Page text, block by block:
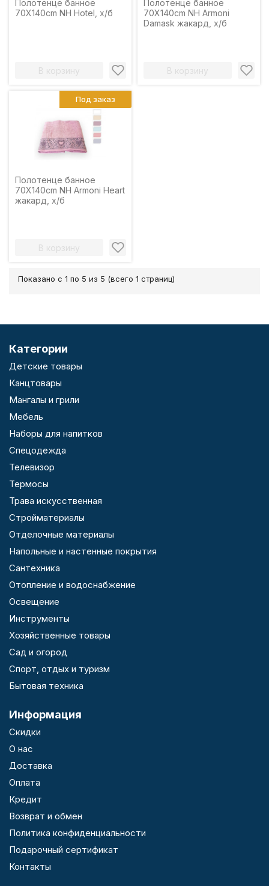
Полотенце банное
70X140cm NH Hotel, х/б
В корзину
Полотенце банное
70X140cm NH Armoni
Damask жакард, х/б
В корзину
Полотенце банное
70X140cm NH Armoni Heart
жакард, х/б
В корзину
Под заказ
Показано с 1 по 5 из 5 (всего 1 страниц)
Категории
Детские товары
Канцтовары
Мангалы и грили
Мебель
Наборы для напитков
Спецодежда
Телевизор
Термосы
Трава искусственная
Стройматериалы
Отделочные материалы
Напольные и настенные покрытия
Сантехника
Отопление и водоснабжение
Освещение
Инструменты
Хозяйственные товары
Сад и огород
Спорт, отдых и туризм
Бытовая техника
Информация
Скидки
О нас
Доставка
Оплата
Кредит
Возврат и обмен
Политика конфиденциальности
Подарочный сертификат
Контакты